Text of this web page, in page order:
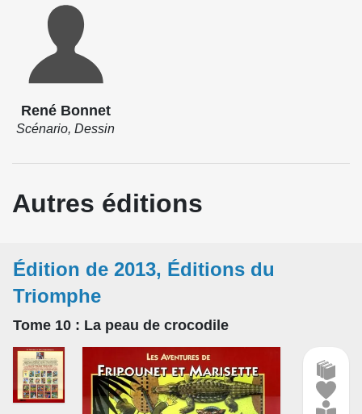
René Bonnet
Scénario, Dessin
Autres éditions
Édition de 2013, Éditions du
Triomphe
Tome 10 : La peau de crocodile